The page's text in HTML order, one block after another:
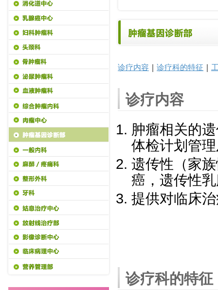
诊疗内容 ｜ 诊疗科的特征 ｜
诊疗内容
肿瘤相关的
体检计划管
遗传性（家
癌，遗传性
提供对临床
诊疗科的特征